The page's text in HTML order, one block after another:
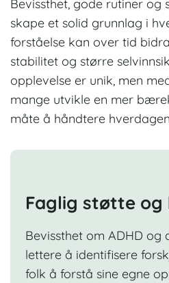
Bevissthet, gode rutiner og
skape et solid grunnlag i
forståelse kan over tid
stabilitet og større
opplevelse er unik, men
mange utvikle en mer
måte å håndtere
Faglig støtte og
Bevissthet om ADHD og
lettere å identifisere
folk å forstå sine egne